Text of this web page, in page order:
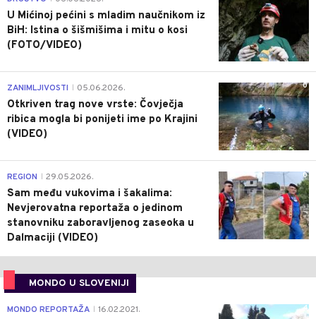
U Mićinoj pećini s mladim naučnikom iz
BiH: Istina o šišmišima i mitu o kosi
(FOTO/VIDEO)
0
ZANIMLJIVOSTI 05.06.2026.
Otkriven trag nove vrste: Čovječja
ribica mogla bi ponijeti ime po Krajini
(VIDEO)
0
REGION 29.05.2026.
Sam među vukovima i šakalima:
Nevjerovatna reportaža o jedinom
stanovniku zaboravljenog zaseoka u
Dalmaciji (VIDEO)
MONDO U SLOVENIJI
4
MONDO REPORTAŽA 16.02.2021.